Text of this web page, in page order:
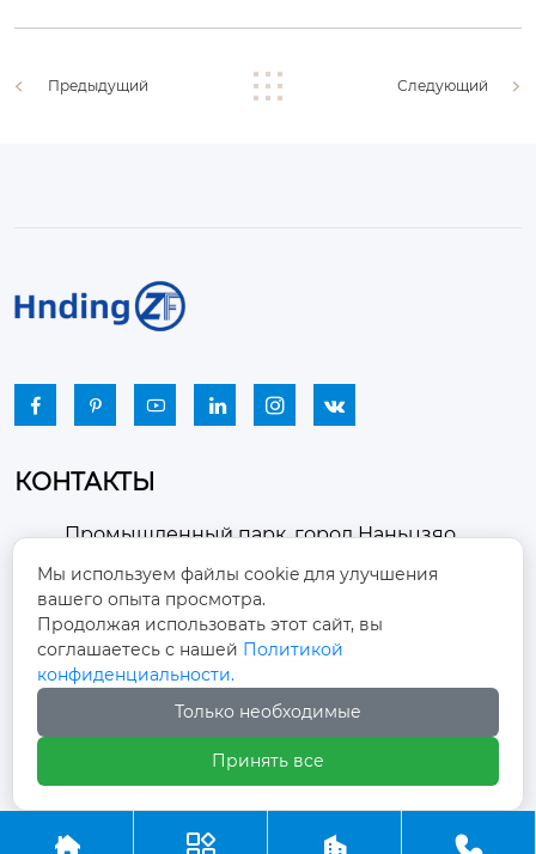
Предыдущий Следующий
     
КОНТАКТЫ

Промышленный парк, город Наньцзяо,
район Чжоуцунь, город Цзыбо, провинция
Шаньдун
 winston-xu@hengdingfan.com
+86-13806434669
 +86 13806434669
   
Мы используем файлы cookie для улучшения
вашего опыта просмотра.
Продолжая использовать этот сайт, вы
соглашаетесь с нашей Политикой
конфиденциальности.
Только необходимые
Принять все